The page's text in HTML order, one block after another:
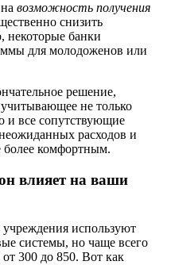
возможность получения
снизить
некоторые банки
для молодоженов или
решение,
учитывающее не только
и все сопутствующие
расходов и
более комфортным.
влияет на ваши
используют
системы, но чаще всего
300 до 850. Вот как